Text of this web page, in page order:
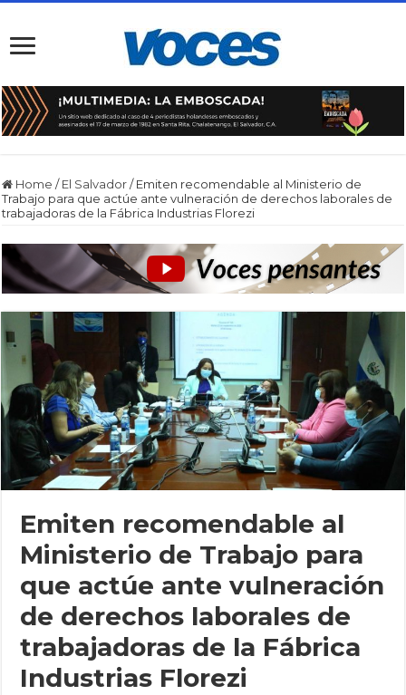
Home / El Salvador / Emiten recomendable al Ministerio de
Trabajo para que actúe ante vulneración de derechos laborales de
trabajadoras de la Fábrica Industrias Florezi
Emiten recomendable al
Ministerio de Trabajo para
que actúe ante vulneración
de derechos laborales de
trabajadoras de la Fábrica
Industrias Florezi